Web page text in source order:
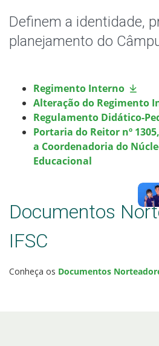
Colegiados
Trabalhe no IFSC
Licitações
Acesso à Informação
Definem a identidade,
planejamento do
Regimento Interno
Alteração do Regimento
Regulamento Didático-
Portaria do Reitor nº
a Coordenadoria do
Educacional
Documentos
IFSC
Conheça os Documentos